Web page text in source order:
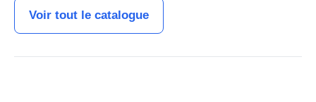
Voir tout le catalogue